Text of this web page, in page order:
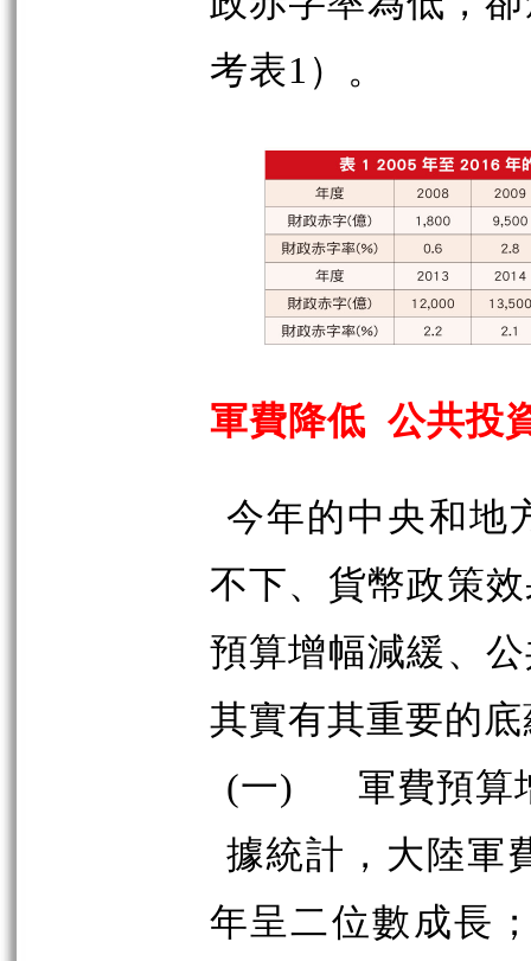
考表1）。
軍費降低 公共投
今年的中央和地
不下、貨幣政策
預算增幅減緩、
其實有其重要的
(一) 軍費預算
據統計，大陸軍
年呈二位數成長